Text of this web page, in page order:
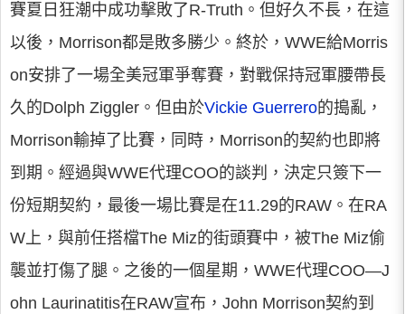
賽夏日狂潮中成功擊敗了R-Truth。但好久不長，在這
以後，Morrison都是敗多勝少。終於，WWE給Morris
on安排了一場全美冠軍爭奪賽，對戰保持冠軍腰帶長
久的Dolph Ziggler。但由於Vickie Guerrero的搗亂，
Morrison輸掉了比賽，同時，Morrison的契約也即將
到期。經過與WWE代理COO的談判，決定只簽下一
份短期契約，最後一場比賽是在11.29的RAW。在RA
W上，與前任搭檔The Miz的街頭賽中，被The Miz偷
襲並打傷了腿。之後的一個星期，WWE代理COO—J
ohn Laurinatitis在RAW宣布，John Morrison契約到